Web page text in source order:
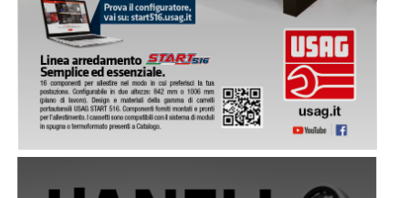
2021 - 285 KA